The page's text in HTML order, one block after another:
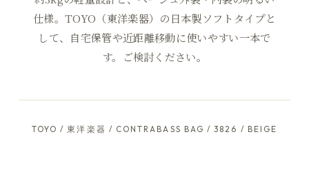
仕様。TOYO（東洋楽器）の日本製ソフトタイプと
して、自宅保管や近距離移動に使いやすい一本で
す。ご検討ください。
TOYO / 東洋楽器 / CONTRABASS BAG / 3826 / BEIGE